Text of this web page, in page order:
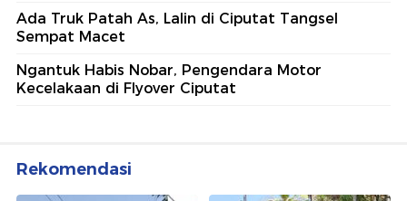
Ada Truk Patah As, Lalin di Ciputat Tangsel
Sempat Macet
Ngantuk Habis Nobar, Pengendara Motor
Kecelakaan di Flyover Ciputat
Rekomendasi